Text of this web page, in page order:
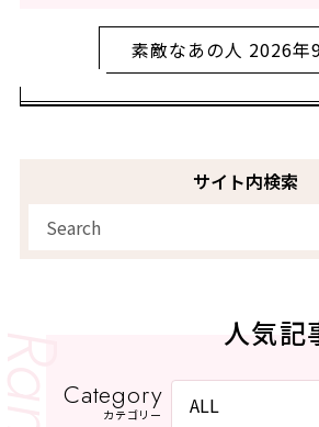
素敵なあの人 2026年
サイト内検索
人気記
Category
カテゴリー